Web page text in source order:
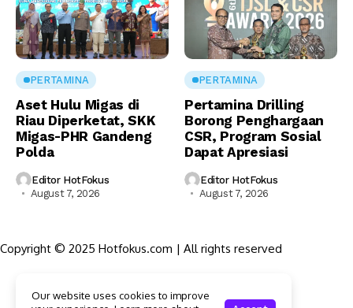
PERTAMINA
Aset Hulu Migas di
Riau Diperketat, SKK
Migas-PHR Gandeng
Polda
Editor HotFokus
August 7, 2026
PERTAMINA
Pertamina Drilling
Borong Penghargaan
CSR, Program Sosial
Dapat Apresiasi
Editor HotFokus
August 7, 2026
Copyright © 2025 Hotfokus.com | All rights reserved
Struktur Organisasi
Our website uses cookies to improve